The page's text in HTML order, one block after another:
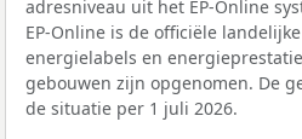
adresniveau uit het EP-Online
EP-Online is de officiële
energielabels en
gebouwen zijn opgenomen. De
de situatie per 1 juli 2026.